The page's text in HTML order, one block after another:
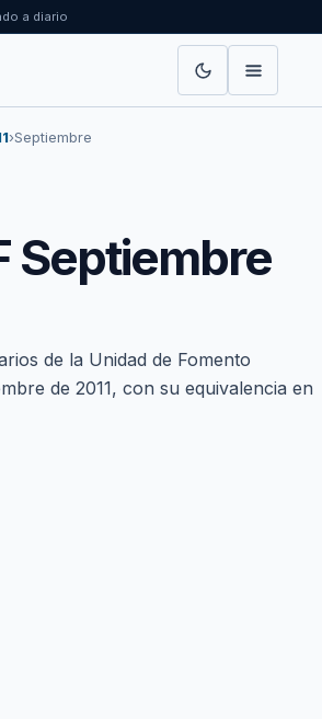
a diario
›Septiembre
Septiembre
de la Unidad de Fomento
de 2011, con su equivalencia en